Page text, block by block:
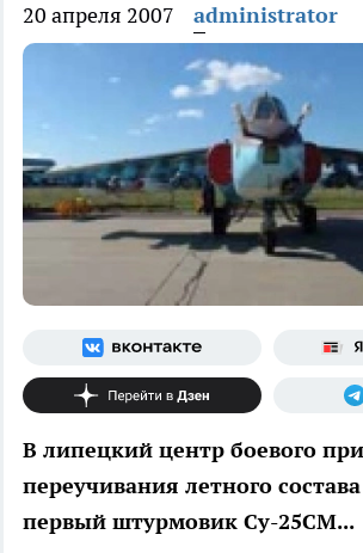
20 апреля 2007 administrator
В липецкий центр боевого
переучивания летного
первый штурмовик Су-25СМ...